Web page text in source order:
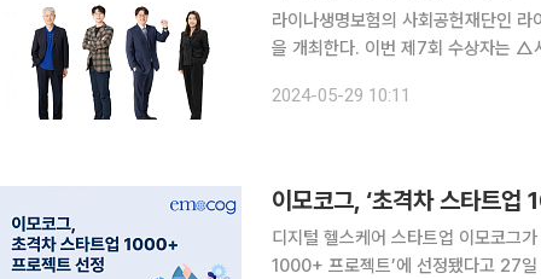
라이나생명보험의 사회공헌재단인
을 개최한다. 이번 제7회 수상자는 △사회공헌 부문 한윤수 화성외국인노동자센터 소장 △창의혁
정됐다. 각 부문 1위는 1억 원씩, 창의
2024-05-29 10:11
이모코그, ‘초격차 스타트
디지털 헬스케어 스타트업 이모코그
1000+ 프로젝트’에 선정됐다고 27일 밝혔다. 해당 프로젝트는 2027년까지 글